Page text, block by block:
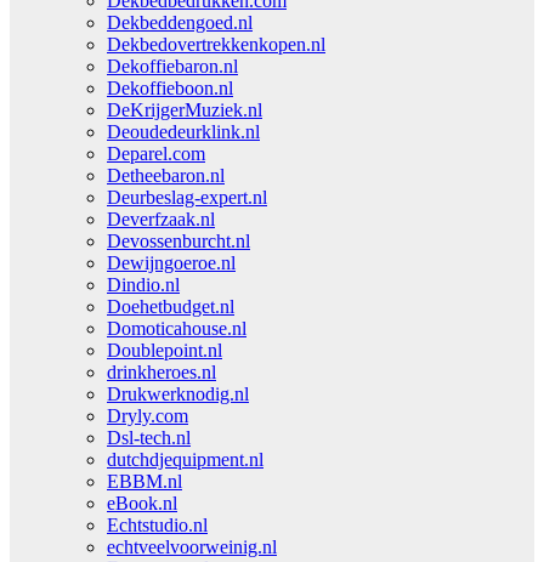
Dekbeddengoed.nl
Dekbedovertrekkenkopen.nl
Dekoffiebaron.nl
Dekoffieboon.nl
DeKrijgerMuziek.nl
Deoudedeurklink.nl
Deparel.com
Detheebaron.nl
Deurbeslag-expert.nl
Deverfzaak.nl
Devossenburcht.nl
Dewijngoeroe.nl
Dindio.nl
Doehetbudget.nl
Domoticahouse.nl
Doublepoint.nl
drinkheroes.nl
Drukwerknodig.nl
Dryly.com
Dsl-tech.nl
dutchdjequipment.nl
EBBM.nl
eBook.nl
Echtstudio.nl
echtveelvoorweinig.nl